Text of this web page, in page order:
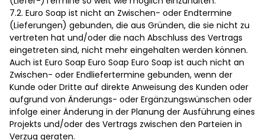
7.2. Euro Soap ist nicht an Zwischen- oder Endtermine
(Lieferungen) gebunden, die aus Gründen, die sie nicht zu
vertreten hat und/oder die nach Abschluss des Vertrags
eingetreten sind, nicht mehr eingehalten werden können.
Auch ist Euro Soap Euro Soap Euro Soap ist auch nicht an
Zwischen- oder Endliefertermine gebunden, wenn der
Kunde oder Dritte auf direkte Anweisung des Kunden oder
aufgrund von Änderungs- oder Ergänzungswünschen oder
infolge einer Änderung in der Planung der Ausführung eines
Projekts und/oder des Vertrags zwischen den Parteien in
Verzug geraten.